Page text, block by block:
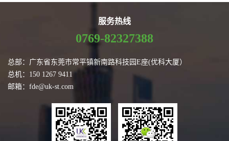
服务热线
0769-82327388
总部：广东省东莞市常平镇新南路科技园E座(优科大厦）
总机：150 1267 9411
邮箱：fde@uk-st.com